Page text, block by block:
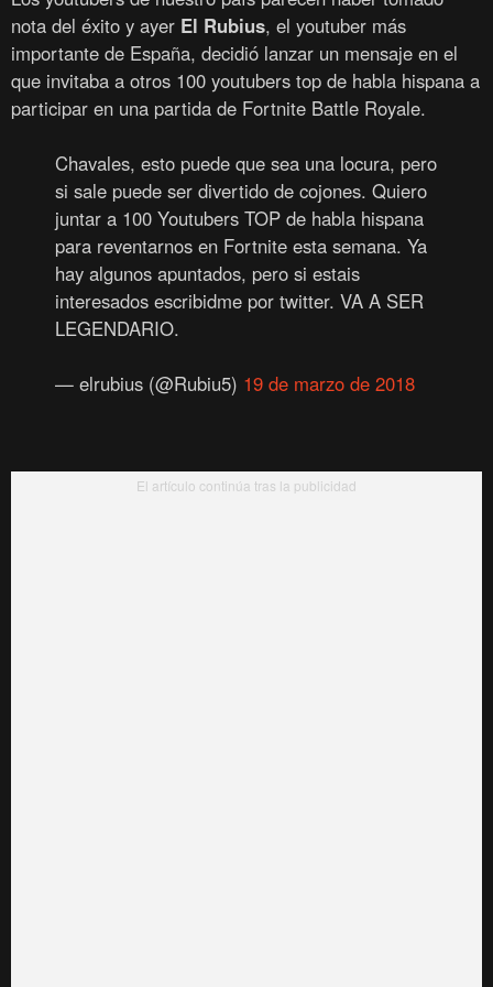
nota del éxito y ayer El Rubius, el youtuber más
importante de España, decidió lanzar un mensaje en el
que invitaba a otros 100 youtubers top de habla hispana a
participar en una partida de Fortnite Battle Royale.
Chavales, esto puede que sea una locura, pero
si sale puede ser divertido de cojones. Quiero
juntar a 100 Youtubers TOP de habla hispana
para reventarnos en Fortnite esta semana. Ya
hay algunos apuntados, pero si estais
interesados escribidme por twitter. VA A SER
LEGENDARIO.
— elrubius (@Rubiu5) 19 de marzo de 2018